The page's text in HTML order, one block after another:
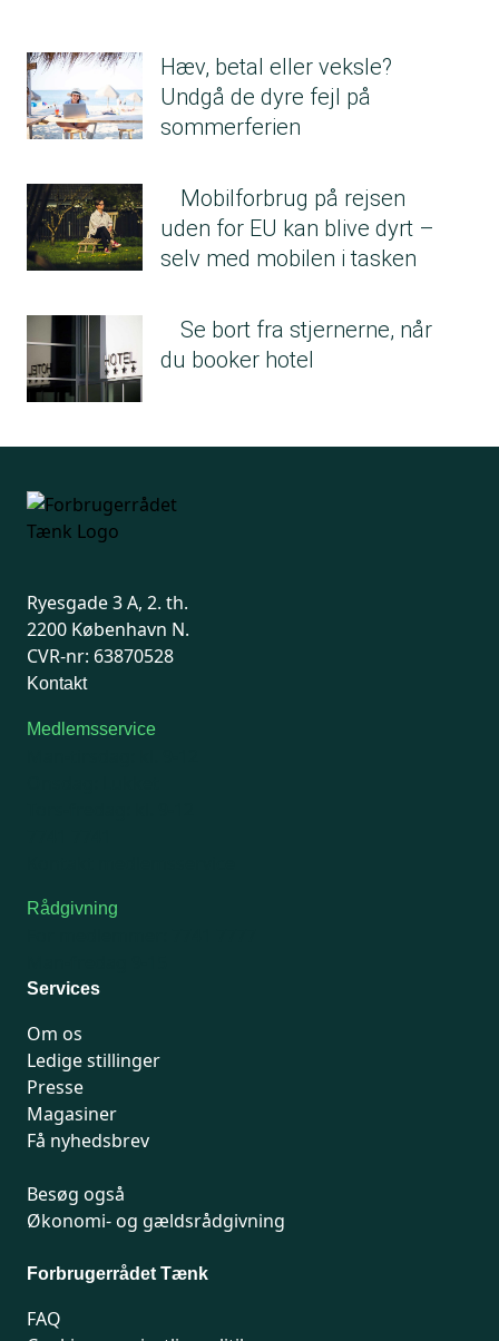
Hæv, betal eller veksle?
Undgå de dyre fejl på
sommerferien
Mobilforbrug på rejsen
uden for EU kan blive dyrt –
selv med mobilen i tasken
Se bort fra stjernerne, når
du booker hotel
Ryesgade 3 A, 2. th.
2200 København N.
CVR-nr: 63870528
Kontakt
Medlemsservice
Rådgivning
Services
Om os
Ledige stillinger
Presse
Magasiner
Få nyhedsbrev
Besøg også
Økonomi- og gældsrådgivning
Forbrugerrådet Tænk
FAQ